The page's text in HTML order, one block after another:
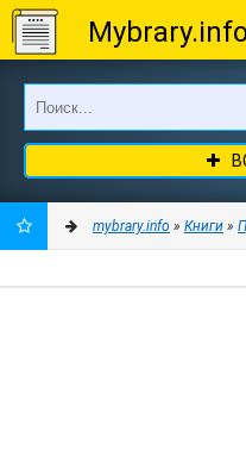
mybrary.info » Книги »